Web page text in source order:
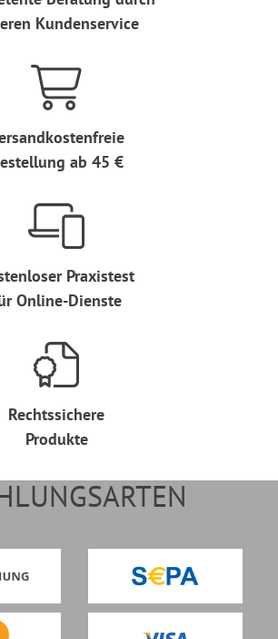
Kundenservice
ab 45 €
Praxistest
Online-Dienste
Rechtssichere
Produkte